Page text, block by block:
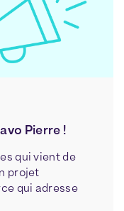
Pierre !
qui vient de
projet
qui adresse